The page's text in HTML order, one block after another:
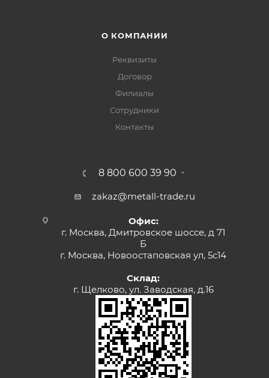
О КОМПАНИИ
Реквизиты
Договор
Филиалы
Сотрудники
Контакты
8 800 600 39 90
zakaz@metall-trade.ru
Офис:
г. Москва, Дмитровское шоссе, д 71
Б
г. Москва, Новоостаповская ул, 5с14
Склад:
г. Щелково, ул. Заводская, д.16